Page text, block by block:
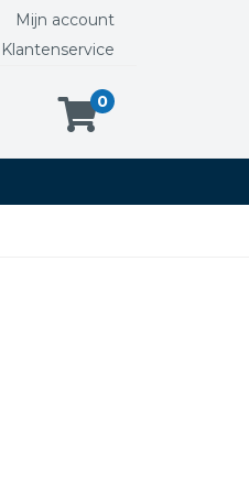
Mijn account
Klantenservice
0